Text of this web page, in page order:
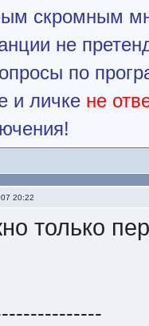
скромным
не
по
и личке не
20:22
только